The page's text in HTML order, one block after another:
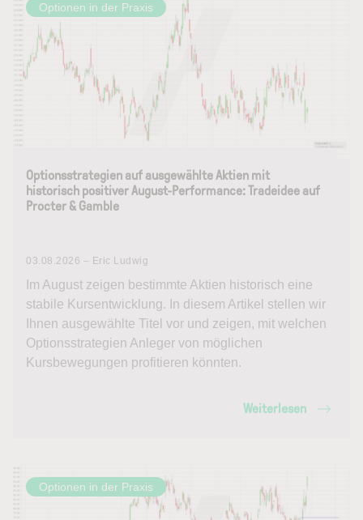
Optionen in der Praxis
Optionsstrategien auf ausgewählte Aktien mit
historisch positiver August-Performance: Tradeidee auf
Procter & Gamble
03.08.2026 – Eric Ludwig
Im August zeigen bestimmte Aktien historisch eine
stabile Kursentwicklung. In diesem Artikel stellen wir
Ihnen ausgewählte Titel vor und zeigen, mit welchen
Optionsstrategien Anleger von möglichen
Kursbewegungen profitieren könnten.
Weiterlesen
Optionen in der Praxis